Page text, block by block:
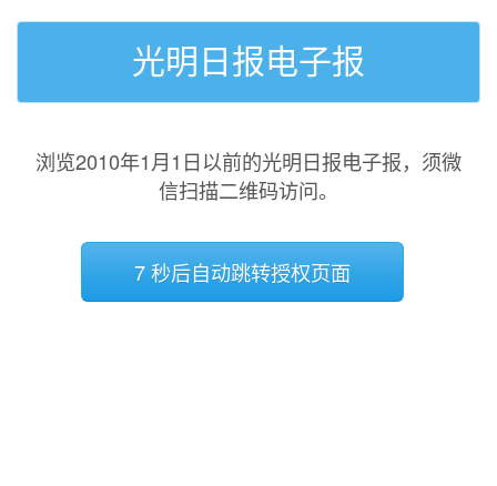
光明日报电子报
浏览2010年1月1日以前的光明日报电子报，须微
信扫描二维码访问。
7 秒后自动跳转授权页面